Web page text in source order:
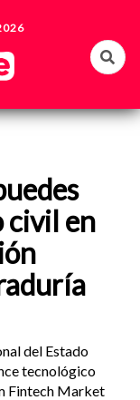
civil en
del Estado
tecnológico
Fintech Market